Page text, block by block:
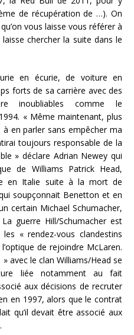
de récupération de …). On
vous laisse vous référer à
chercher la suite dans le
en écurie, de voiture en
forts de sa carrière avec des
inoubliables comme le
« Même maintenant, plus
en parler sans empêcher ma
toujours responsable de la
» déclare Adrian Newey qui
de Williams Patrick Head,
en Italie suite à la mort de
soupçonnait Benetton et en
certain Michael Schumacher,
guerre Hill/Schumacher est
« rendez-vous clandestins
de rejoindre McLaren.
avec le clan Williams/Head se
liée notamment au fait
aux décisions de recruter
en 1997, alors que le contrat
qu’il devait être associé aux